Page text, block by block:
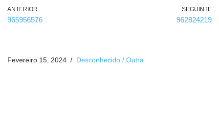
ANTERIOR
965956576
SEGUINTE
962824219
Fevereiro 15, 2024 Desconhecido / Outra